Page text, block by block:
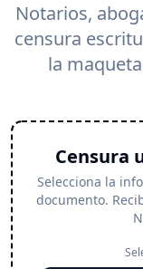
Notarios,
censura
la
Censura
Selecciona la
documento.